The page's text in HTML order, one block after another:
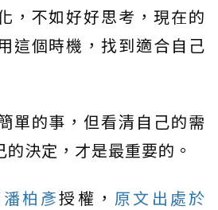
，不如好好思考，現在的
這個時機，找到適合自己
單的事，但看清自己的需
決定，才是最重要的。
潘柏彥授權， 原文出處於